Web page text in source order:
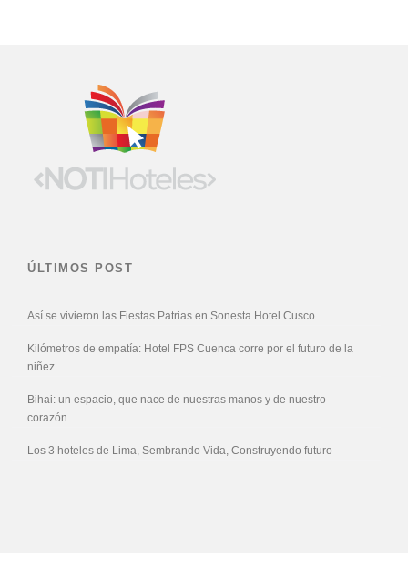
ÚLTIMOS POST
Así se vivieron las Fiestas Patrias en Sonesta Hotel Cusco
Kilómetros de empatía: Hotel FPS Cuenca corre por el futuro de la
niñez
Bihai: un espacio, que nace de nuestras manos y de nuestro
corazón
Los 3 hoteles de Lima, Sembrando Vida, Construyendo futuro